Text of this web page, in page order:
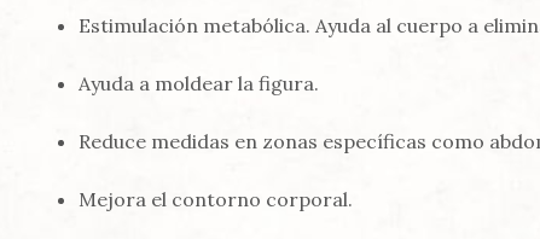
Estimulación metabólica. Ayuda al cuerpo a
Ayuda a moldear la figura.
Reduce medidas en zonas específicas como
Mejora el contorno corporal.